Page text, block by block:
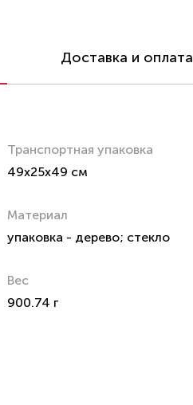
Доставка и оплата
Транспортная упаковка
49x25x49 см
Материал
упаковка - дерево; стекло
Вес
900.74 г